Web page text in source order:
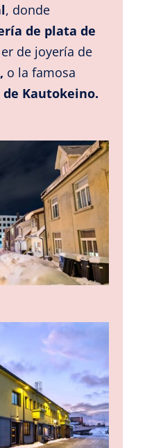
, donde
de plata de
de joyería de
o la famosa
Kautokeino.